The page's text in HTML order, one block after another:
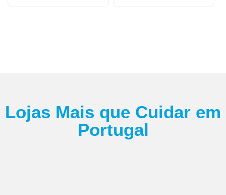
Lojas Mais que Cuidar em
Portugal